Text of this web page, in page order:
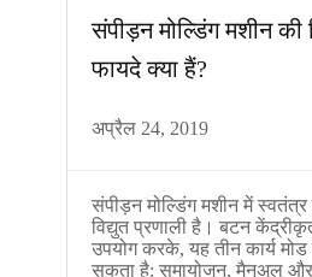
संपीड़न मोल्डिंग मशीन
फायदे क्या हैं?
अप्रैल 24, 2019